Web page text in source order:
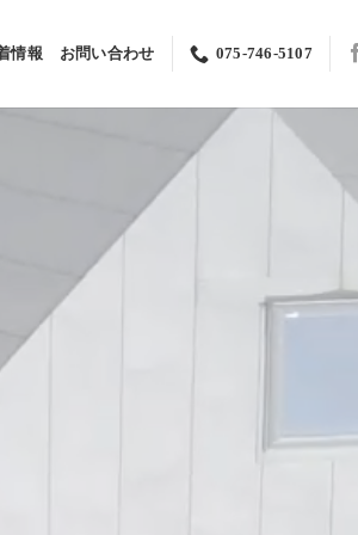
情報 お問い合わせ 075-746-5107